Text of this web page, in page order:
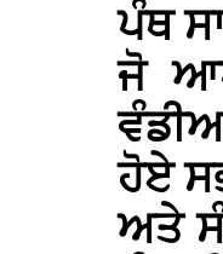
ਪੰਥ
ਜੋ
ਹੋਏ
ਅਤੇ